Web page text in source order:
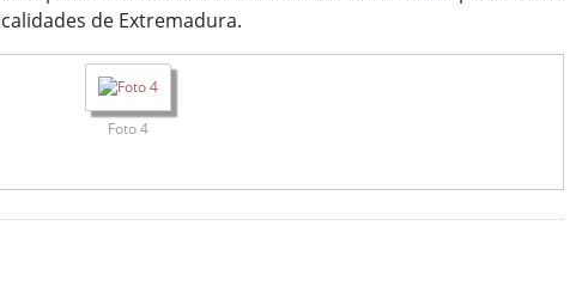
de Extremadura.
Foto 4